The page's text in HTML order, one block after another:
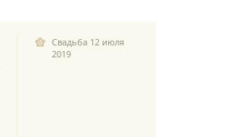
Свадьба 12 июля
2019